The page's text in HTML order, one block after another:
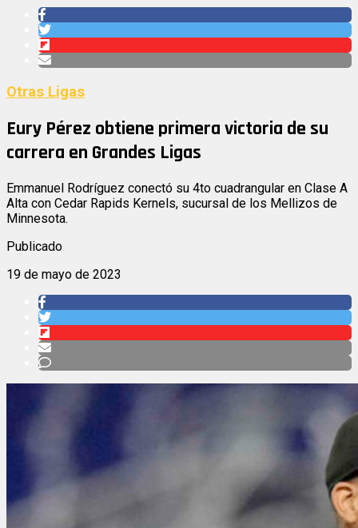
Otras Ligas
Eury Pérez obtiene primera victoria de su
carrera en Grandes Ligas
Emmanuel Rodríguez conectó su 4to cuadrangular en Clase A
Alta con Cedar Rapids Kernels, sucursal de los Mellizos de
Minnesota.
Publicado
19 de mayo de 2023